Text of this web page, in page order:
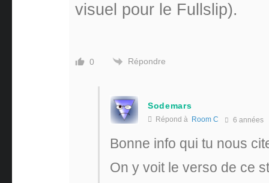
visuel pour le Fullslip).
0 Répondre
Sodemars
Répond à Room C 6 années
Bonne info qui tu nous
On y voit le verso de ce